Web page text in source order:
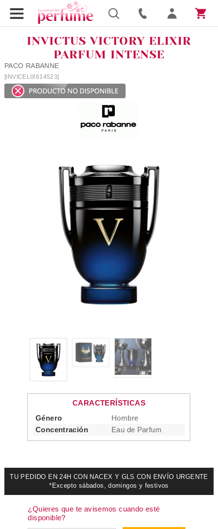
INVICTUS VICTORY ELIXIR
PARFUM INTENSE
PACO RABANNE
[INVICELIX614523]
CARACTERÍSTICAS
Género
Hombre
Concentración
Eau de Parfum
TU PEDIDO EN 24H CON NACEX Y GLS CON ENVÍO URGENTE
*Excepto sábados, domingos y festivos
¿Quieres que te avisemos cuando esté
disponible?